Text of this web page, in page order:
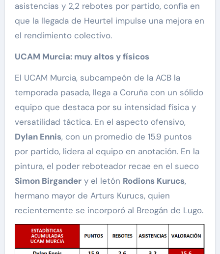
asistencias y 2,2 rebotes por partido, confía en
que la llegada de Heurtel impulse una mejora en
el rendimiento colectivo.
UCAM Murcia: muy altos y físicos
El UCAM Murcia, subcampeón de la ACB la
temporada pasada, llega a Coruña con un sólido
equipo que destaca por su intensidad física y
versatilidad táctica. En el aspecto ofensivo,
Dylan Ennis, con un promedio de 15.9 puntos
por partido, lidera al equipo en anotación. En la
pintura, el poder reboteador recae en el sueco
Simon Birgandery el letón Rodions Kurucs,
hermano mayor de Arturs Kurucs, quien
recientemente se incorporó al Breogán de Lugo.